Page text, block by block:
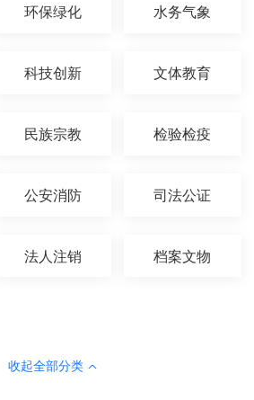
环保绿化 水务气象
科技创新 文体教育
民族宗教 检验检疫
公安消防 司法公证
法人注销 档案文物
收起全部分类